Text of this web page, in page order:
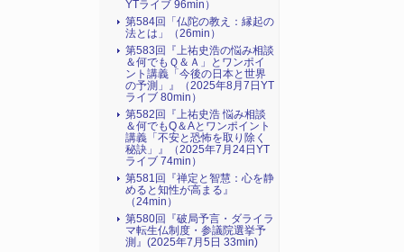
YTライブ 96min）
第584回「仏陀の教え：縁起の
法とは」（26min）
第583回『上祐史浩の悩み相談
＆何でもＱ＆Ａ」とワンポイ
ント講義「今後の日本と世界
の予測」』（2025年8月7日YT
ライブ 80min）
第582回『上祐史浩 悩み相談
＆何でもQ＆Aとワンポイント
講義「不安と恐怖を取り除く
秘訣」』（2025年7月24日YT
ライブ 74min）
第581回『禅定と智慧：心を静
めると知性が高まる』
（24min）
第580回『破局予言・ダライラ
マ転生仏制度・参議院選挙予
測』(2025年7月5日 33min)